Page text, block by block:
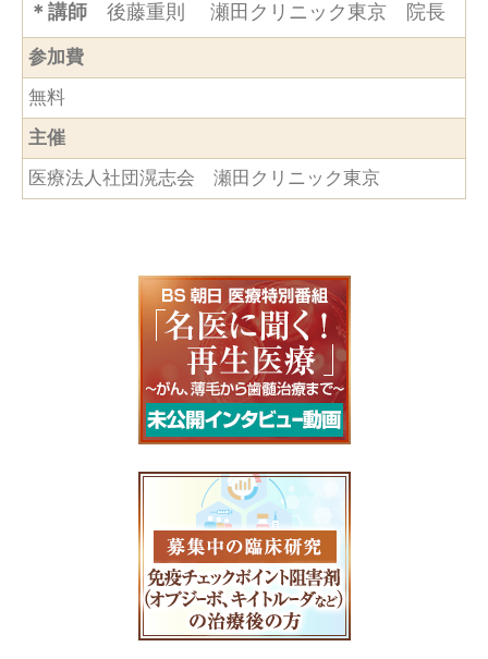
＊講師 後藤重則 瀬田クリニック東京 院長
参加費
無料
主催
医療法人社団滉志会 瀬田クリニック東京